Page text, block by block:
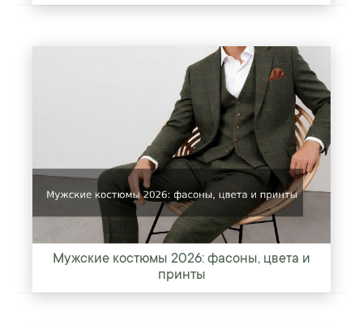
Мужские костюмы 2026: фасоны, цвета и
принты